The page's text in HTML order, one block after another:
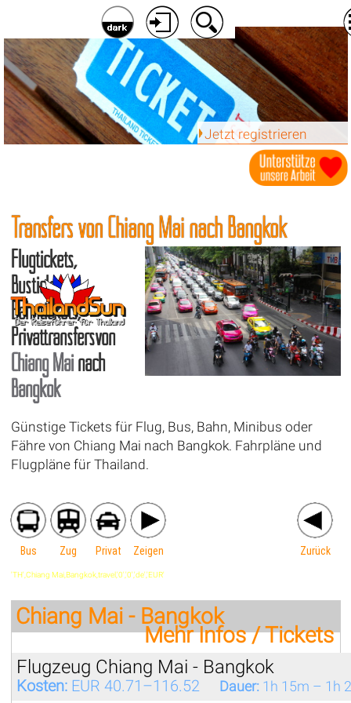
Jetzt registrieren
Transfers von Chiang Mai nach Bangkok
Flugtickets,
Bustickets,
Bahntickets,
Privattransfersvon
Chiang Mainach
Bangkok
Günstige Tickets für Flug, Bus, Bahn, Minibus oder
Fähre von Chiang Mai nach Bangkok. Fahrpläne und
Flugpläne für Thailand.
Bus Zug Privat Zeigen Zurück
'TH',Chiang Mai,Bangkok,travel,'0','0','de','EUR'
Chiang Mai - Bangkok
Mehr Infos / Tickets
Flugzeug Chiang Mai - Bangkok
Kosten:EUR 40.71–116.52 Dauer:1h 15m – 1h